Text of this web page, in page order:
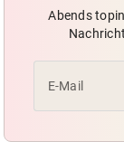
Abends
E-Mail